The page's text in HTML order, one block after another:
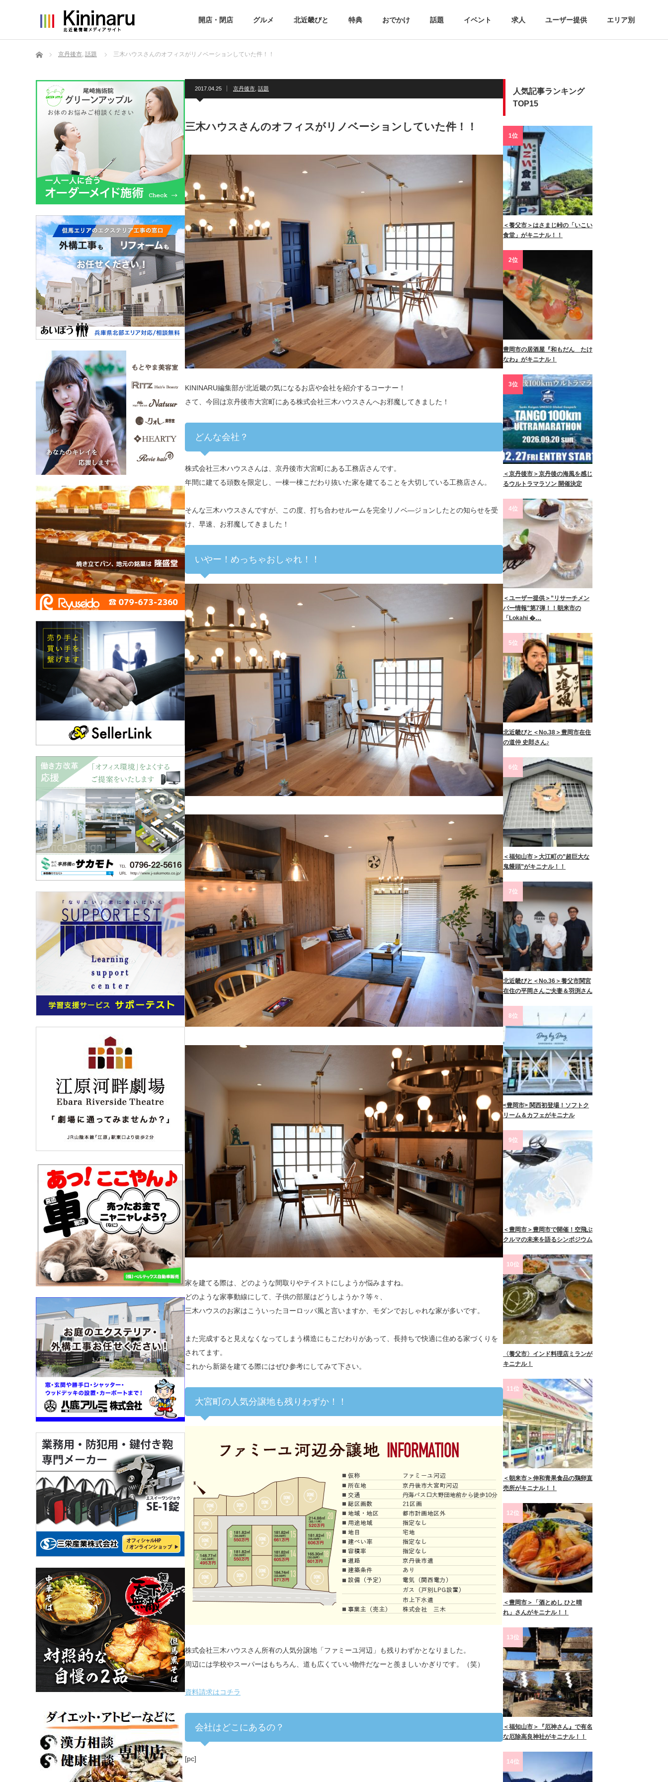
開店・閉店 グルメ 北近畿びと 特典 おでかけ 話題 イベント 求人 ユーザー提供 エリア別
ホーム 京丹後市, 話題 三木ハウスさんのオフィスがリノベーションしていた件！！
2017.04.25 京丹後市 話題
三木ハウスさんのオフィスがリノベーションしていた件！！
KININARU編集部が北近畿の気になるお店や会社を紹介するコーナー！
さて、今回は京丹後市大宮町にある株式会社三木ハウスさんへお邪魔してきました！
どんな会社？
株式会社三木ハウスさんは、京丹後市大宮町にある工務店さんです。
年間に建てる頭数を限定し、一棟一棟こだわり抜いた家を建てることを大切している工務店さん。
そんな三木ハウスさんですが、この度、打ち合わせルームを完全リノベ―ジョンしたとの知らせを受
け、早速、お邪魔してきました！
いやー！めっちゃおしゃれ！！
家を建てる際は、どのような間取りやテイストにしようか悩みますね。
どのような家事動線にして、子供の部屋はどうしようか？等々、
三木ハウスのお家はこういったヨーロッパ風と言いますか、モダンでおしゃれな家が多いです。
また完成すると見えなくなってしまう構造にもこだわりがあって、長持ちで快適に住める家づくりを
されてます。
これから新築を建てる際にはぜひ参考にしてみて下さい。
大宮町の人気分譲地も残りわずか！！
株式会社三木ハウスさん所有の人気分譲地「ファミーユ河辺」も残りわずかとなりました。
周辺には学校やスーパーはもちろん、道も広くていい物件だなーと羨ましいかぎりです。（笑）
資料請求はコチラ
会社はどこにあるの？
[pc]
人気記事ランキング
TOP15
1位
＜養父市＞はさまじ峠の「いこい
食堂」がキニナル！！
2位
豊岡市の居酒屋『和もだん たけ
なわ』がキニナル！
3位
＜京丹後市＞京丹後の海風を感じ
るウルトラマラソン 開催決定
4位
＜ユーザー提供＞”リサーチメン
バー情報”第7弾！！朝来市の
「Lokahi �…
5位
北近畿びと＜No.38＞豊岡市在住
の道仲 史郎さん♪
6位
＜福知山市＞大江町の”超巨大な
鬼饅頭”がキニナル！！
7位
北近畿びと＜No.36＞養父市関宮
在住の平岡さんご夫妻＆羽渕さん
8位
<豊岡市> 関西初登場！ソフトク
リーム＆カフェがキニナル
9位
＜豊岡市＞豊岡市で開催！空飛ぶ
クルマの未来を語るシンポジウム
10位
〈養父市〉インド料理店ミランが
キニナル！
11位
＜朝来市＞伸和青果食品の鶏卵直
売所がキニナル！！
12位
＜豊岡市＞「酒とめし ひと晴
れ」さんがキニナル！！
13位
＜福知山市＞『厄神さん』で有名
な厄除高良神社がキニナル！！
14位